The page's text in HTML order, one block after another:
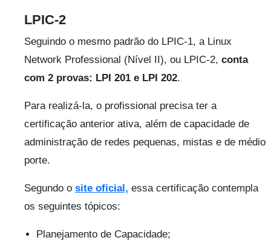
LPIC-2
Seguindo o mesmo padrão do LPIC-1, a Linux
Network Professional (Nível II), ou LPIC-2, conta
com 2 provas: LPI 201 e LPI 202.
Para realizá-la, o profissional precisa ter a
certificação anterior ativa, além de capacidade de
administração de redes pequenas, mistas e de médio
porte.
Segundo o site oficial, essa certificação contempla
os seguintes tópicos:
Planejamento de Capacidade;